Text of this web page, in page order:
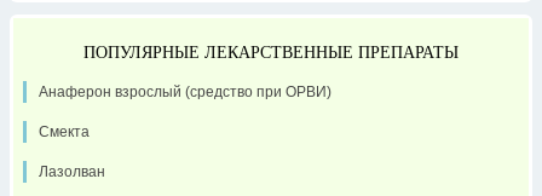
ПОПУЛЯРНЫЕ ЛЕКАРСТВЕННЫЕ ПРЕПАРАТЫ
Анаферон взрослый (средство при ОРВИ)
Смекта
Лазолван